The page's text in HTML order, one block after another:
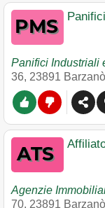
Panifici Industriali
36, 23891 Barzanò
Agenzie
70, 23891 Barzanò